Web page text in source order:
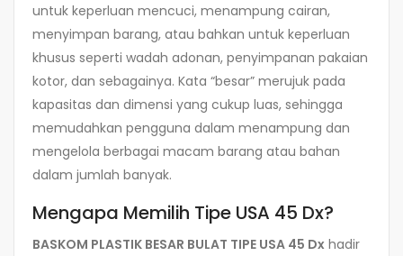
untuk keperluan mencuci, menampung cairan,
menyimpan barang, atau bahkan untuk keperluan
khusus seperti wadah adonan, penyimpanan pakaian
kotor, dan sebagainya. Kata “besar” merujuk pada
kapasitas dan dimensi yang cukup luas, sehingga
memudahkan pengguna dalam menampung dan
mengelola berbagai macam barang atau bahan
dalam jumlah banyak.
Mengapa Memilih Tipe USA 45 Dx?
BASKOM PLASTIK BESAR BULAT TIPE USA 45 Dx hadir